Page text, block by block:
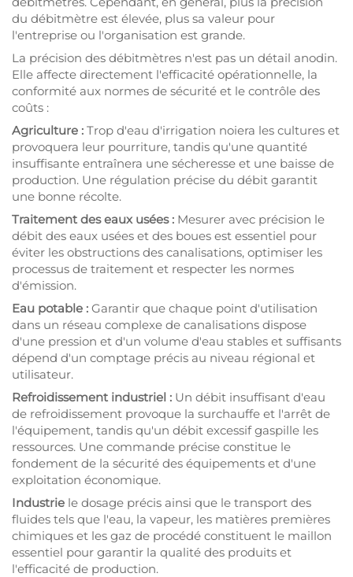
du débitmètre est élevée, plus sa valeur pour
l'entreprise ou l'organisation est grande.
La précision des débitmètres n'est pas un détail anodin.
Elle affecte directement l'efficacité opérationnelle, la
conformité aux normes de sécurité et le contrôle des
coûts :
Agriculture : Trop d'eau d'irrigation noiera les cultures et
provoquera leur pourriture, tandis qu'une quantité
insuffisante entraînera une sécheresse et une baisse de
production. Une régulation précise du débit garantit
une bonne récolte.
Traitement des eaux usées : Mesurer avec précision le
débit des eaux usées et des boues est essentiel pour
éviter les obstructions des canalisations, optimiser les
processus de traitement et respecter les normes
d'émission.
Eau potable : Garantir que chaque point d'utilisation
dans un réseau complexe de canalisations dispose
d'une pression et d'un volume d'eau stables et suffisants
dépend d'un comptage précis au niveau régional et
utilisateur.
Refroidissement industriel : Un débit insuffisant d'eau
de refroidissement provoque la surchauffe et l'arrêt de
l'équipement, tandis qu'un débit excessif gaspille les
ressources. Une commande précise constitue le
fondement de la sécurité des équipements et d'une
exploitation économique.
Industrie le dosage précis ainsi que le transport des
fluides tels que l'eau, la vapeur, les matières premières
chimiques et les gaz de procédé constituent le maillon
essentiel pour garantir la qualité des produits et
l'efficacité de production.